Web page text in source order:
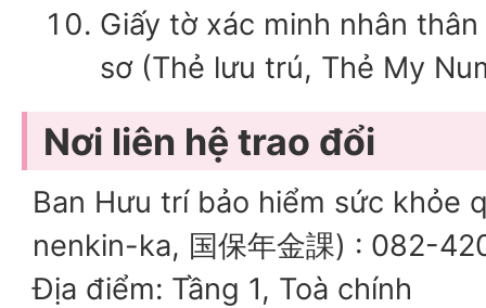
Giấy tờ xác minh nhân
sơ (Thẻ lưu trú, Thẻ My
Nơi liên hệ trao đổi
Ban Hưu trí bảo hiểm sức khỏe
nenkin-ka, 国保年金課) : 082-
Địa điểm: Tầng 1, Toà chính